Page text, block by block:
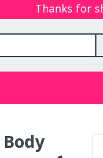
Thanks for